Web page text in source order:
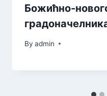
Божићнo-
By admin